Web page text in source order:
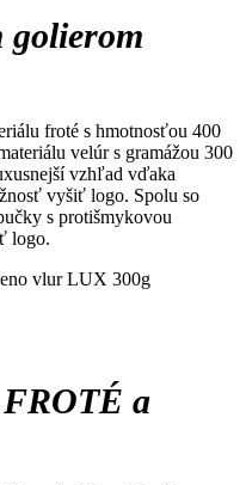
golierom
froté s hmotnosťou 400
velúr s gramážou 300
vzhľad vďaka
vyšiť logo. Spolu so
s protišmykovou
logo.
a